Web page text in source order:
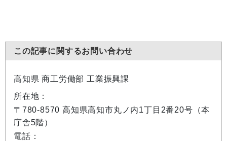
この記事に関するお問い合わせ
高知県 商工労働部 工業振興課
所在地：
〒780-8570 高知県高知市丸ノ内1丁目2番20号（本
庁舎5階）
電話：